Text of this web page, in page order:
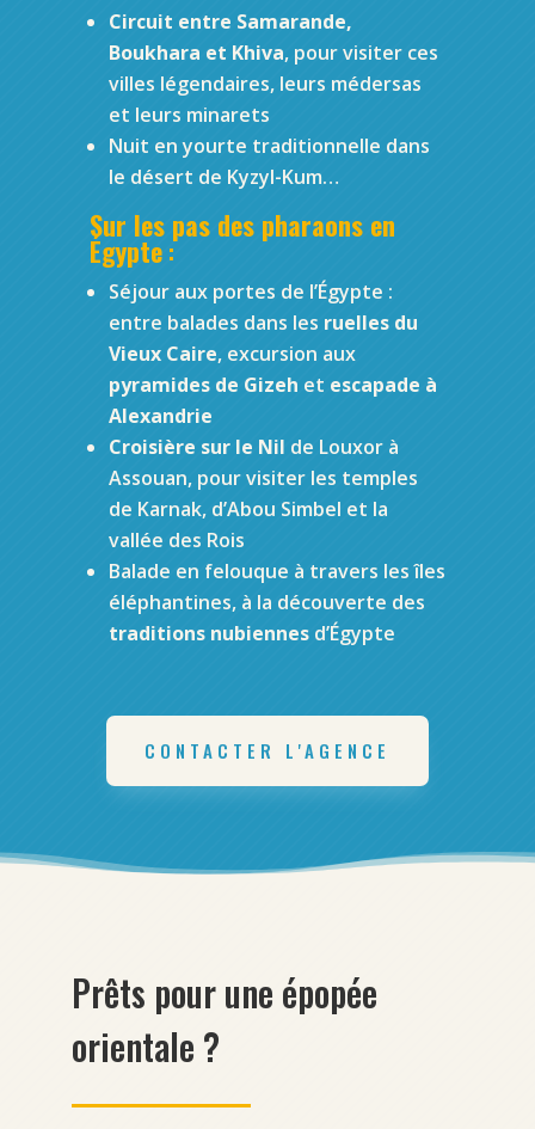
Circuit entre Samarande,
Boukhara et Khiva, pour visiter ces
villes légendaires, leurs médersas
et leurs minarets
Nuit en yourte traditionnelle dans
le désert de Kyzyl-Kum…
Sur les pas des pharaons en
Égypte:
Séjour aux portes de l’Égypte :
entre balades dans les ruelles du
Vieux Caire, excursion aux
pyramides de Gizeh et escapade à
Alexandrie
Croisière sur le Nil de Louxor à
Assouan, pour visiter les temples
de Karnak, d’Abou Simbel et la
vallée des Rois
Balade en felouque à travers les îles
éléphantines, à la découverte des
traditions nubiennesd’Égypte
CONTACTER L'AGENCE
Prêts pour une épopée
orientale ?